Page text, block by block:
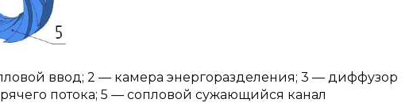
ввод; 2 — камера энергоразделения; 3 — диффузор
потока; 5 — сопловой сужающийся канал